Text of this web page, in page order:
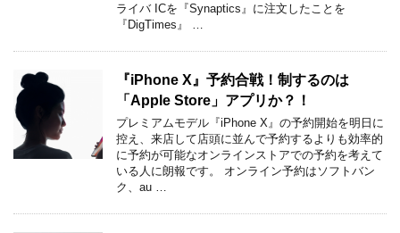
ライバ ICを『Synaptics』に注文したことを
『DigTimes』 …
『iPhone X』予約合戦！制するのは
「Apple Store」アプリか？！
プレミアムモデル『iPhone X』の予約開始を明日に
控え、来店して店頭に並んで予約するよりも効率的
に予約が可能なオンラインストアでの予約を考えて
いる人に朗報です。 オンライン予約はソフトバン
ク、au …